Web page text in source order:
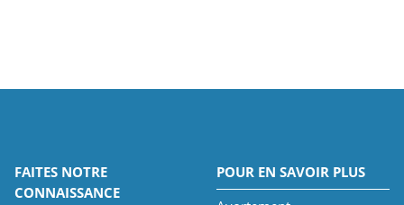
FAITES NOTRE
CONNAISSANCE
POUR EN SAVOIR PLUS